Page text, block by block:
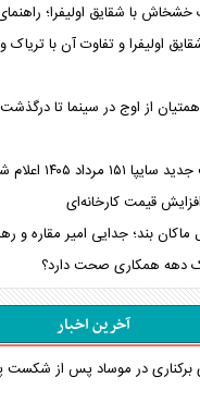
خشخاش با شقایق اولیفرا؛
اولیفرا و تفاوت آن با
از اوج در سینما تا درگذشت
قیمت جدید سایپا ۱۵۱
قیمت کارخانه‌ای
ماکان بند؛ جدایی امیر مقاره و
دهه همکاری صحت دارد؟
آخرین اخبار
برکناری در موساد پس از شکست